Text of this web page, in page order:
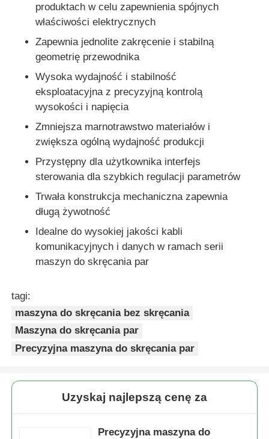
produktach w celu zapewnienia spójnych
właściwości elektrycznych
Zapewnia jednolite zakręcenie i stabilną
geometrię przewodnika
Wysoka wydajność i stabilność
eksploatacyjna z precyzyjną kontrolą
wysokości i napięcia
Zmniejsza marnotrawstwo materiałów i
zwiększa ogólną wydajność produkcji
Przystępny dla użytkownika interfejs
sterowania dla szybkich regulacji parametrów
Trwała konstrukcja mechaniczna zapewnia
długą żywotność
Idealne do wysokiej jakości kabli
komunikacyjnych i danych w ramach serii
maszyn do skręcania par
tagi:
maszyna do skręcania bez skręcania
Maszyna do skręcania par
Precyzyjna maszyna do skręcania par
Uzyskaj najlepszą cenę za
Precyzyjna maszyna do